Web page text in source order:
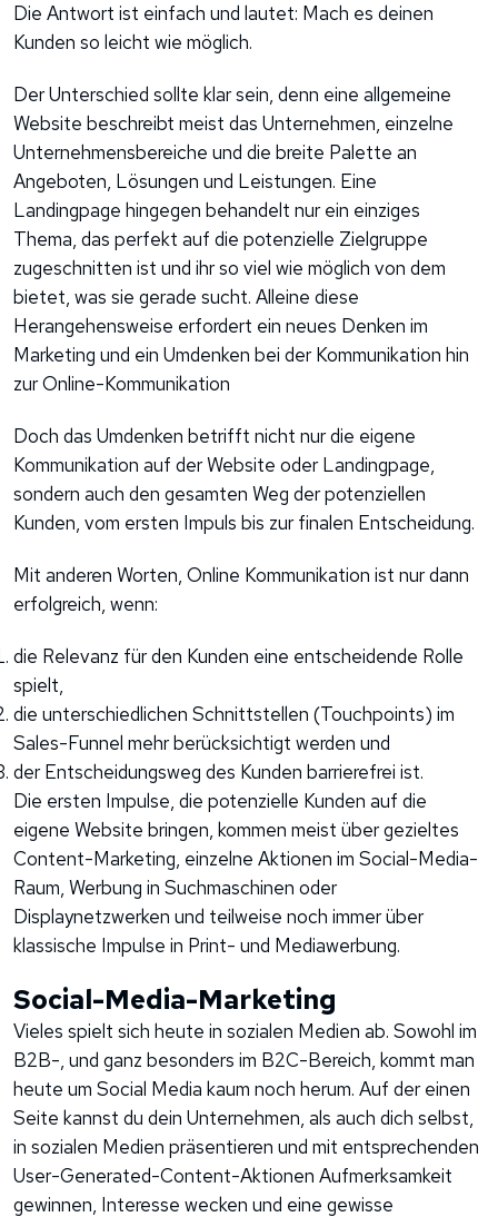
Die Antwort ist einfach und lautet: Mach es deinen
Kunden so leicht wie möglich.
Der Unterschied sollte klar sein, denn eine allgemeine
Website beschreibt meist das Unternehmen, einzelne
Unternehmensbereiche und die breite Palette an
Angeboten, Lösungen und Leistungen. Eine
Landingpage hingegen behandelt nur ein einziges
Thema, das perfekt auf die potenzielle Zielgruppe
zugeschnitten ist und ihr so viel wie möglich von dem
bietet, was sie gerade sucht. Alleine diese
Herangehensweise erfordert ein neues Denken im
Marketing und ein Umdenken bei der Kommunikation hin
zur Online-Kommunikation
Doch das Umdenken betrifft nicht nur die eigene
Kommunikation auf der Website oder Landingpage,
sondern auch den gesamten Weg der potenziellen
Kunden, vom ersten Impuls bis zur finalen Entscheidung.
Mit anderen Worten, Online Kommunikation ist nur dann
erfolgreich, wenn:
die Relevanz für den Kunden eine entscheidende Rolle
spielt,
die unterschiedlichen Schnittstellen (Touchpoints) im
Sales-Funnel mehr berücksichtigt werden und
der Entscheidungsweg des Kunden barrierefrei ist.
Die ersten Impulse, die potenzielle Kunden auf die
eigene Website bringen, kommen meist über gezieltes
Content-Marketing, einzelne Aktionen im Social-Media-
Raum, Werbung in Suchmaschinen oder
Displaynetzwerken und teilweise noch immer über
klassische Impulse in Print- und Mediawerbung.
Social-Media-Marketing
Vieles spielt sich heute in sozialen Medien ab. Sowohl im
B2B-, und ganz besonders im B2C-Bereich, kommt man
heute um Social Media kaum noch herum. Auf der einen
Seite kannst du dein Unternehmen, als auch dich selbst,
in sozialen Medien präsentieren und mit entsprechenden
User-Generated-Content-Aktionen Aufmerksamkeit
gewinnen, Interesse wecken und eine gewisse